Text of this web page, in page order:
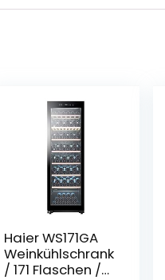
Haier WS171GA
Weinkühlschrank
/ 171 Flaschen /